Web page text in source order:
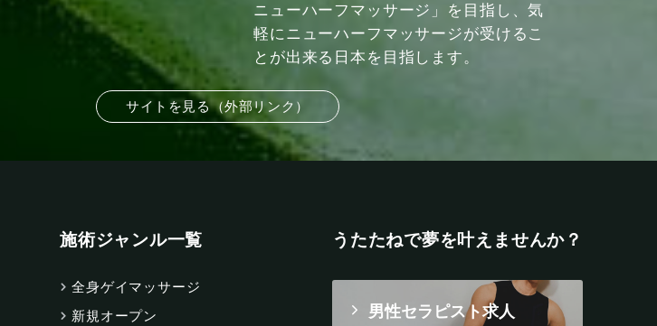
ニューハーフマッサージ」を目指し、気
軽にニューハーフマッサージが受けるこ
とが出来る日本を目指します。
サイトを見る（外部リンク）
施術ジャンル一覧
全身ゲイマッサージ
新規オープン
うたたねで夢を叶えませんか？
男性セラピスト求人